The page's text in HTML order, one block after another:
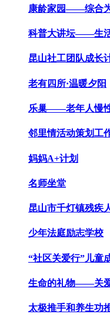
康龄家园——综合
科普大讲坛——生
昆山社工团队成长
老有四所·温暖夕阳
乐巢——老年人慢
邻里情活动策划工
妈妈A+计划
名师坐堂
昆山市千灯镇残疾
少年法庭励志学校
“社区关爱行”儿童
生命的礼物——关
太极推手和养生功